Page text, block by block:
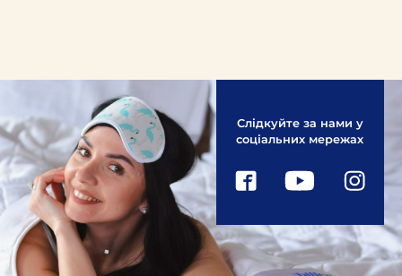
Слідкуйте за нами у
соціальних мережах